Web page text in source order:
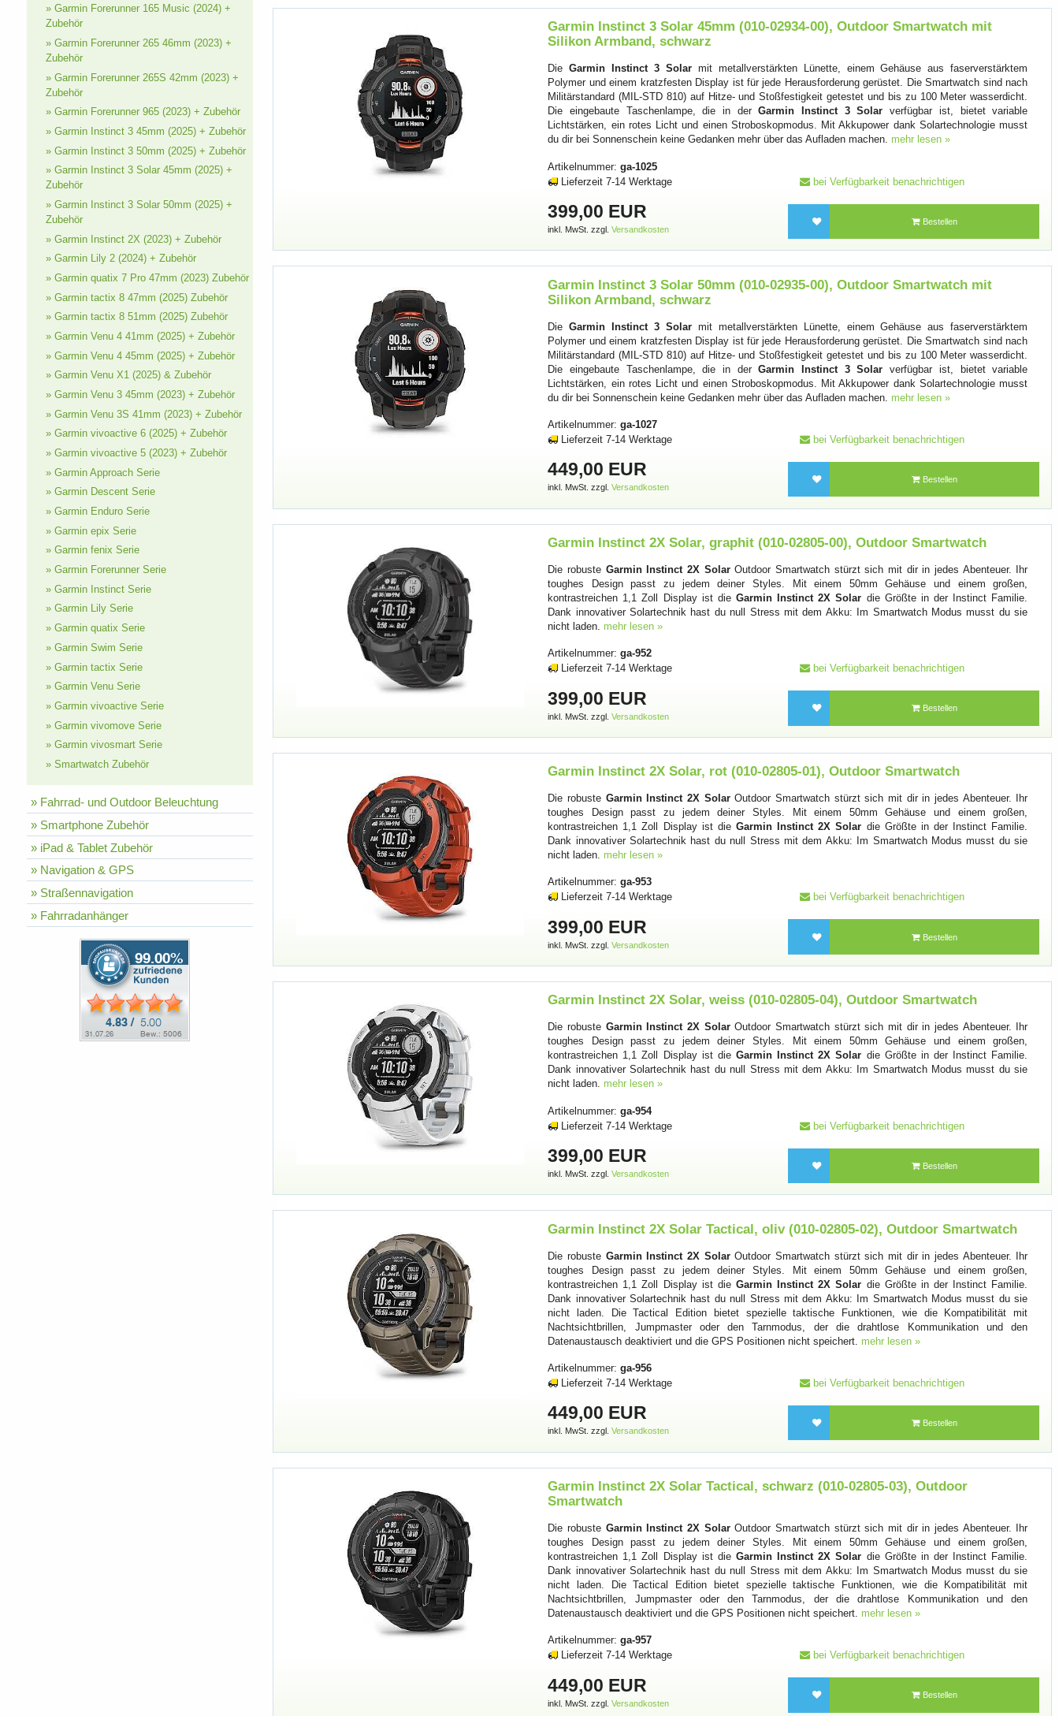
Garmin Instinct 3 Solar 45mm (010-02934-00), Outdoor Smartwatch mit
Silikon Armband, schwarz
DieGarmin Instinct 3 Solarmit metallverstärkten Lünette, einem Gehäuse aus faserverstärktem
Polymer und einem kratzfesten Display ist für jede Herausforderung gerüstet. Die Smartwatch sind nach
Militärstandard (MIL-STD 810) auf Hitze- und Stoßfestigkeit getestet und bis zu 100 Meter wasserdicht.
Die eingebaute Taschenlampe, die in derGarmin Instinct 3 Solar verfügbar ist, bietet variable
Lichtstärken, ein rotes Licht und einen Stroboskopmodus. Mit Akkupower dank Solartechnologie musst
du dir bei Sonnenschein keine Gedanken mehr über das Aufladen machen. mehr lesen »
Artikelnummer:ga-1025
Lieferzeit 7-14 Werktage
bei Verfügbarkeit benachrichtigen
399,00 EUR
inkl. MwSt. zzgl.Versandkosten
Bestellen
Garmin Instinct 3 Solar 50mm (010-02935-00), Outdoor Smartwatch mit
Silikon Armband, schwarz
DieGarmin Instinct 3 Solarmit metallverstärkten Lünette, einem Gehäuse aus faserverstärktem
Polymer und einem kratzfesten Display ist für jede Herausforderung gerüstet. Die Smartwatch sind nach
Militärstandard (MIL-STD 810) auf Hitze- und Stoßfestigkeit getestet und bis zu 100 Meter wasserdicht.
Die eingebaute Taschenlampe, die in derGarmin Instinct 3 Solar verfügbar ist, bietet variable
Lichtstärken, ein rotes Licht und einen Stroboskopmodus. Mit Akkupower dank Solartechnologie musst
du dir bei Sonnenschein keine Gedanken mehr über das Aufladen machen. mehr lesen »
Artikelnummer:ga-1027
Lieferzeit 7-14 Werktage
bei Verfügbarkeit benachrichtigen
449,00 EUR
inkl. MwSt. zzgl.Versandkosten
Bestellen
Garmin Instinct 2X Solar, graphit (010-02805-00), Outdoor Smartwatch
Die robuste Garmin Instinct 2X SolarOutdoor Smartwatch stürzt sich mit dir in jedes Abenteuer. Ihr
toughes Design passt zu jedem deiner Styles. Mit einem 50mm Gehäuse und einem großen,
kontrastreichen 1,1 Zoll Display ist dieGarmin Instinct 2X Solar die Größte in der Instinct Familie.
Dank innovativer Solartechnik hast du null Stress mit dem Akku: Im Smartwatch Modus musst du sie
nicht laden. mehr lesen »
Artikelnummer:ga-952
Lieferzeit 7-14 Werktage
bei Verfügbarkeit benachrichtigen
399,00 EUR
inkl. MwSt. zzgl.Versandkosten
Bestellen
Garmin Instinct 2X Solar, rot (010-02805-01), Outdoor Smartwatch
Die robuste Garmin Instinct 2X SolarOutdoor Smartwatch stürzt sich mit dir in jedes Abenteuer. Ihr
toughes Design passt zu jedem deiner Styles. Mit einem 50mm Gehäuse und einem großen,
kontrastreichen 1,1 Zoll Display ist dieGarmin Instinct 2X Solar die Größte in der Instinct Familie.
Dank innovativer Solartechnik hast du null Stress mit dem Akku: Im Smartwatch Modus musst du sie
nicht laden. mehr lesen »
Artikelnummer:ga-953
Lieferzeit 7-14 Werktage
bei Verfügbarkeit benachrichtigen
399,00 EUR
inkl. MwSt. zzgl.Versandkosten
Bestellen
Garmin Instinct 2X Solar, weiss (010-02805-04), Outdoor Smartwatch
Die robuste Garmin Instinct 2X SolarOutdoor Smartwatch stürzt sich mit dir in jedes Abenteuer. Ihr
toughes Design passt zu jedem deiner Styles. Mit einem 50mm Gehäuse und einem großen,
kontrastreichen 1,1 Zoll Display ist dieGarmin Instinct 2X Solar die Größte in der Instinct Familie.
Dank innovativer Solartechnik hast du null Stress mit dem Akku: Im Smartwatch Modus musst du sie
nicht laden. mehr lesen »
Artikelnummer:ga-954
Lieferzeit 7-14 Werktage
bei Verfügbarkeit benachrichtigen
399,00 EUR
inkl. MwSt. zzgl.Versandkosten
Bestellen
Garmin Instinct 2X Solar Tactical, oliv (010-02805-02), Outdoor Smartwatch
Die robuste Garmin Instinct 2X SolarOutdoor Smartwatch stürzt sich mit dir in jedes Abenteuer. Ihr
toughes Design passt zu jedem deiner Styles. Mit einem 50mm Gehäuse und einem großen,
kontrastreichen 1,1 Zoll Display ist dieGarmin Instinct 2X Solar die Größte in der Instinct Familie.
Dank innovativer Solartechnik hast du null Stress mit dem Akku: Im Smartwatch Modus musst du sie
nicht laden. Die Tactical Edition bietet spezielle taktische Funktionen, wie die Kompatibilität mit
Nachtsichtbrillen, Jumpmaster oder den Tarnmodus, der die drahtlose Kommunikation und den
Datenaustausch deaktiviert und die GPS Positionen nicht speichert. mehr lesen »
Artikelnummer:ga-956
Lieferzeit 7-14 Werktage
bei Verfügbarkeit benachrichtigen
449,00 EUR
inkl. MwSt. zzgl.Versandkosten
Bestellen
Garmin Instinct 2X Solar Tactical, schwarz (010-02805-03), Outdoor
Smartwatch
Die robuste Garmin Instinct 2X SolarOutdoor Smartwatch stürzt sich mit dir in jedes Abenteuer. Ihr
toughes Design passt zu jedem deiner Styles. Mit einem 50mm Gehäuse und einem großen,
kontrastreichen 1,1 Zoll Display ist dieGarmin Instinct 2X Solar die Größte in der Instinct Familie.
Dank innovativer Solartechnik hast du null Stress mit dem Akku: Im Smartwatch Modus musst du sie
nicht laden. Die Tactical Edition bietet spezielle taktische Funktionen, wie die Kompatibilität mit
Nachtsichtbrillen, Jumpmaster oder den Tarnmodus, der die drahtlose Kommunikation und den
Datenaustausch deaktiviert und die GPS Positionen nicht speichert. mehr lesen »
Artikelnummer:ga-957
Lieferzeit 7-14 Werktage
bei Verfügbarkeit benachrichtigen
449,00 EUR
inkl. MwSt. zzgl.Versandkosten
Bestellen
» Garmin Forerunner 165 Music (2024) +
Zubehör
» Garmin Forerunner 265 46mm (2023) +
Zubehör
» Garmin Forerunner 265S 42mm (2023) +
Zubehör
» Garmin Forerunner 965 (2023) + Zubehör
» Garmin Instinct 3 45mm (2025) + Zubehör
» Garmin Instinct 3 50mm (2025) + Zubehör
» Garmin Instinct 3 Solar 45mm (2025) +
Zubehör
» Garmin Instinct 3 Solar 50mm (2025) +
Zubehör
» Garmin Instinct 2X (2023) + Zubehör
» Garmin Lily 2 (2024) + Zubehör
» Garmin quatix 7 Pro 47mm (2023) Zubehör
» Garmin tactix 8 47mm (2025) Zubehör
» Garmin tactix 8 51mm (2025) Zubehör
» Garmin Venu 4 41mm (2025) + Zubehör
» Garmin Venu 4 45mm (2025) + Zubehör
» Garmin Venu X1 (2025) & Zubehör
» Garmin Venu 3 45mm (2023) + Zubehör
» Garmin Venu 3S 41mm (2023) + Zubehör
» Garmin vivoactive 6 (2025) + Zubehör
» Garmin vivoactive 5 (2023) + Zubehör
» Garmin Approach Serie
» Garmin Descent Serie
» Garmin Enduro Serie
» Garmin epix Serie
» Garmin fenix Serie
» Garmin Forerunner Serie
» Garmin Instinct Serie
» Garmin Lily Serie
» Garmin quatix Serie
» Garmin Swim Serie
» Garmin tactix Serie
» Garmin Venu Serie
» Garmin vivoactive Serie
» Garmin vivomove Serie
» Garmin vivosmart Serie
» Smartwatch Zubehör
» Fahrrad- und Outdoor Beleuchtung
» Smartphone Zubehör
» iPad & Tablet Zubehör
» Navigation & GPS
» Straßennavigation
» Fahrradanhänger